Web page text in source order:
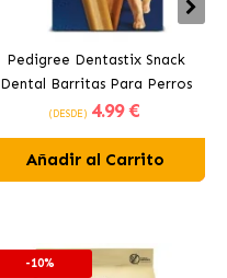
Pedigree Dentastix Snack
Dental Barritas Para Perros
Grandes +25 kg
(DESDE) 4.99 €
Añadir al Carrito
-10%